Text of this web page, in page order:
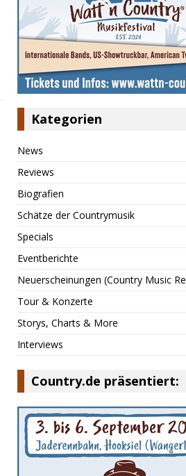
Kategorien
News
Reviews
Biografien
Schätze der Countrymusik
Specials
Eventberichte
Neuerscheinungen (Country Music
Tour & Konzerte
Storys, Charts & More
Interviews
Country.de präsentiert: